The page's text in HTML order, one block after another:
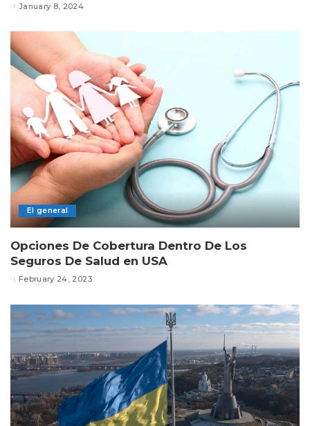
January 8, 2024
El general
Opciones De Cobertura Dentro De Los
Seguros De Salud en USA
February 24, 2023